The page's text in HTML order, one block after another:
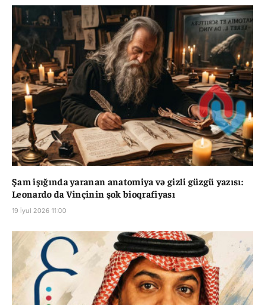
Şam işığında yaranan anatomiya və gizli güzgü yazısı:
Leonardo da Vinçinin şok bioqrafiyası
19 İyul 2026 11:00